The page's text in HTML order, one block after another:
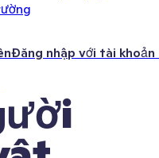
Đăng nhập với tài khoản